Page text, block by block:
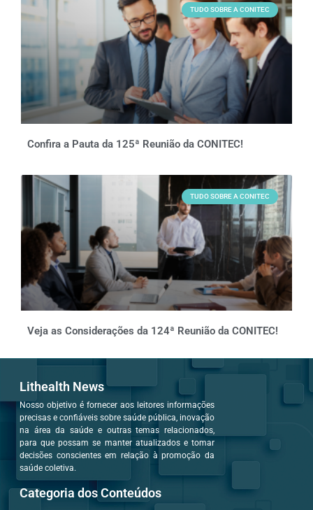
TUDO SOBRE A CONITEC
Confira a Pauta da 125ª Reunião da CONITEC!
TUDO SOBRE A CONITEC
Veja as Considerações da 124ª Reunião da CONITEC!
Lithealth News
Nosso objetivo é fornecer aos leitores informações
precisas e confiáveis sobre saúde pública, inovação
na área da saúde e outras temas relacionados,
para que possam se manter atualizados e tomar
decisões conscientes em relação à promoção da
saúde coletiva.
Categoria dos Conteúdos